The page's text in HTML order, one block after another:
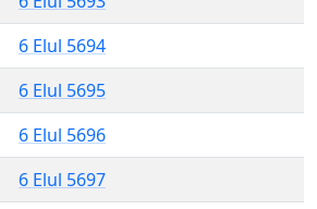
6 Elul 5694
6 Elul 5695
6 Elul 5696
6 Elul 5697